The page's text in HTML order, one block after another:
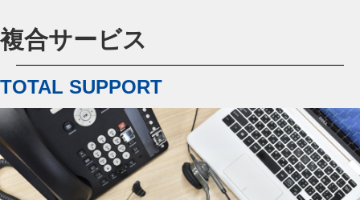
複合サービス
TOTAL SUPPORT